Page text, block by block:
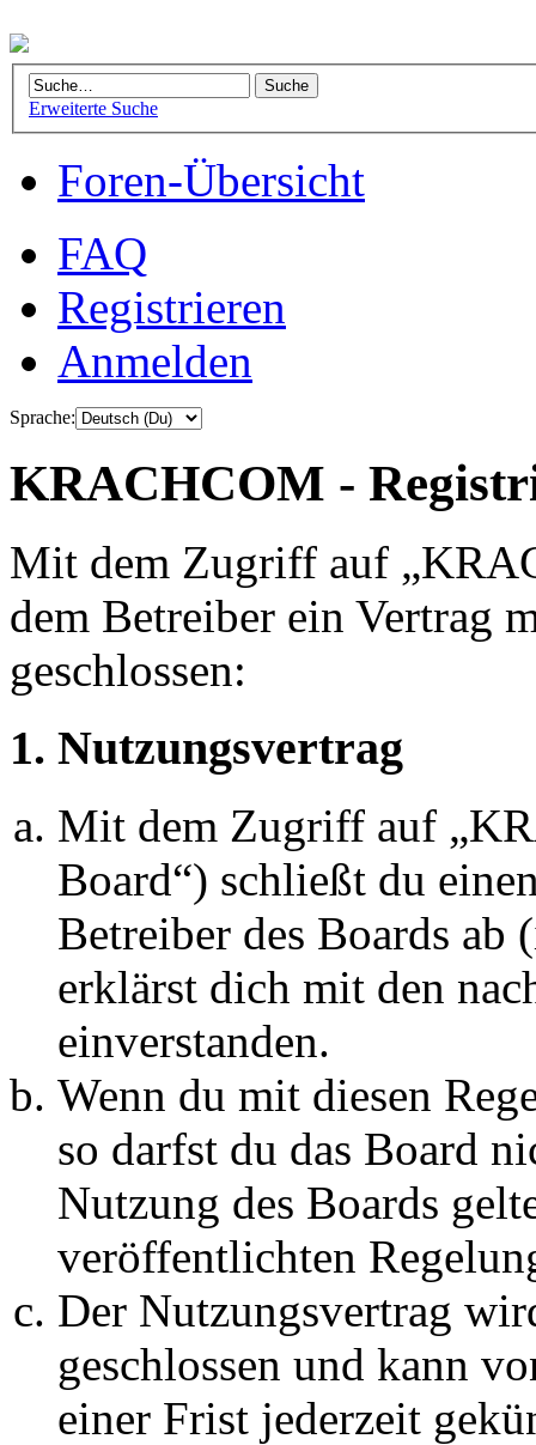
Erweiterte Suche
Foren-Übersicht
FAQ
Registrieren
Anmelden
Sprache:
KRACHCOM -
Mit dem Zugriff auf
dem Betreiber ein Vertrag
geschlossen:
1. Nutzungsvertrag
Mit dem Zugriff auf
Board“) schließt du
Betreiber des Boards ab
erklärst dich mit den
einverstanden.
Wenn du mit diesen
so darfst du das Board
Nutzung des Boards
veröffentlichten
Der Nutzungsvertrag
geschlossen und kann
einer Frist jederzeit